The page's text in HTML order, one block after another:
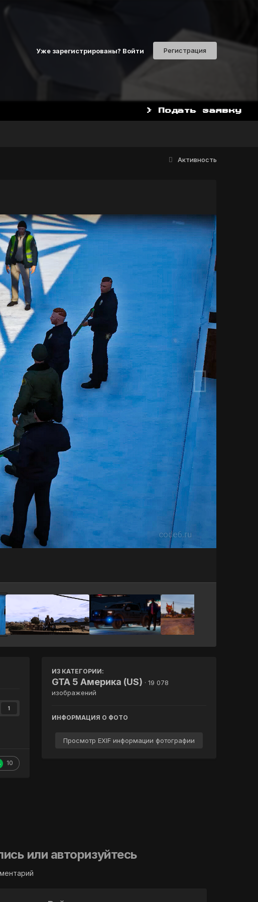
Уже зарегистрированы? Войти Регистрация
НАЧАТЬ ИГРАТЬ СЕЙЧАС
> Подать заявку
Активность
1
10
ИЗ КАТЕГОРИИ:
GTA 5 Америка (US) · 19 078
изображений
ИНФОРМАЦИЯ О ФОТО
Просмотр EXIF информации фотографии
или авторизуйтесь